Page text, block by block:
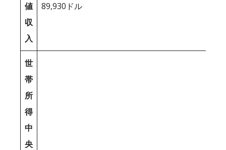
値
収
入
89,930ドル
世
帯
所
得
中
央